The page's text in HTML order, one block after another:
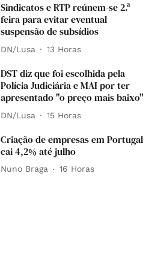
Sindicatos e RTP reúnem-se 2.ª
feira para evitar eventual
suspensão de subsídios
DN/Lusa 13 Horas
DST diz que foi escolhida pela
Polícia Judiciária e MAI por ter
apresentado "o preço mais baixo"
DN/Lusa 15 Horas
Criação de empresas em Portugal
cai 4,2% até julho
Nuno Braga 16 Horas